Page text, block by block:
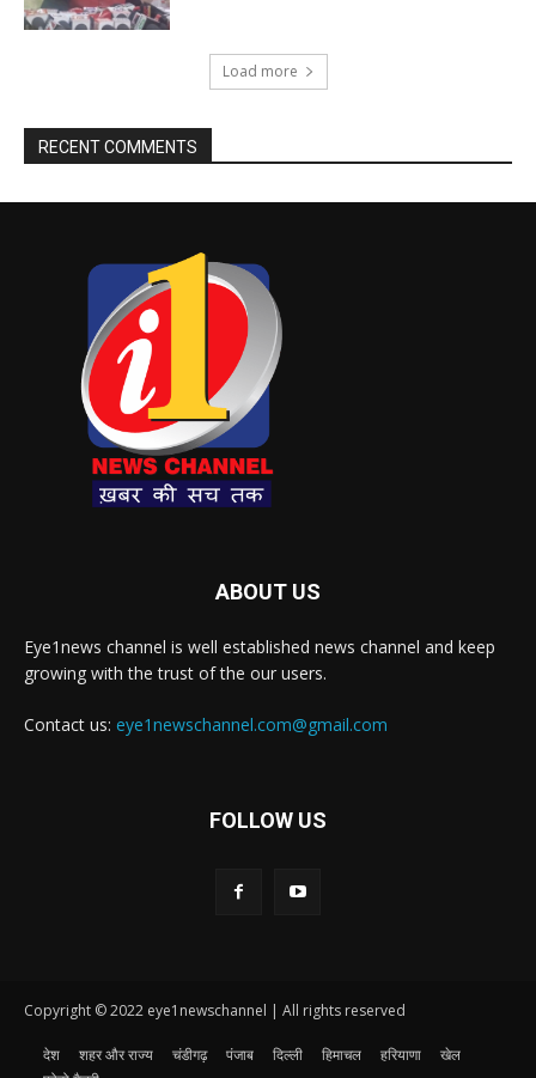
Load more
RECENT COMMENTS
ABOUT US
Eye1news channel is well established news channel and keep
growing with the trust of the our users.
Contact us: eye1newschannel.com@gmail.com
FOLLOW US
Copyright © 2022 eye1newschannel | All rights reserved
देश शहर और राज्य चंडीगढ़ पंजाब दिल्ली हिमाचल हरियाणा
खेल